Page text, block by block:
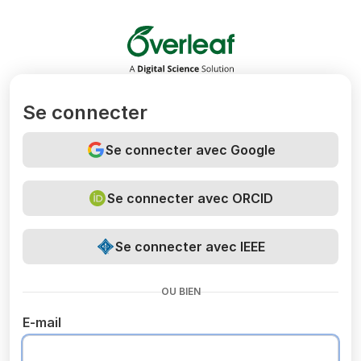
Overleaf
Se connecter
Se connecter avec Google
Se connecter avec ORCID
Se connecter avec IEEE
OU BIEN
E-mail